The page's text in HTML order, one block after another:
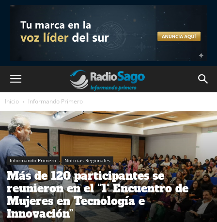
Inicio Informando Primero
Informando Primero Noticias Regionales
Más de 120 participantes se
reunieron en el “1° Encuentro de
Mujeres en Tecnología e
Innovación”